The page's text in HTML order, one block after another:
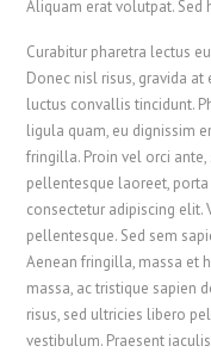
Aliquam erat volutpat. Sed
Curabitur pharetra lectus
Donec nisl risus, gravida
luctus convallis tincidunt.
ligula quam, eu dignissim
fringilla. Proin vel orci
pellentesque laoreet,
consectetur adipiscing elit.
pellentesque. Sed sem
Aenean fringilla, massa et
massa, ac tristique sapien
risus, sed ultricies libero
vestibulum. Praesent